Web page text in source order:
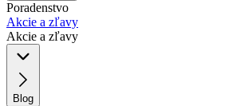
Poradenstvo
Akcie a zľavy
Akcie a zľavy
Blog